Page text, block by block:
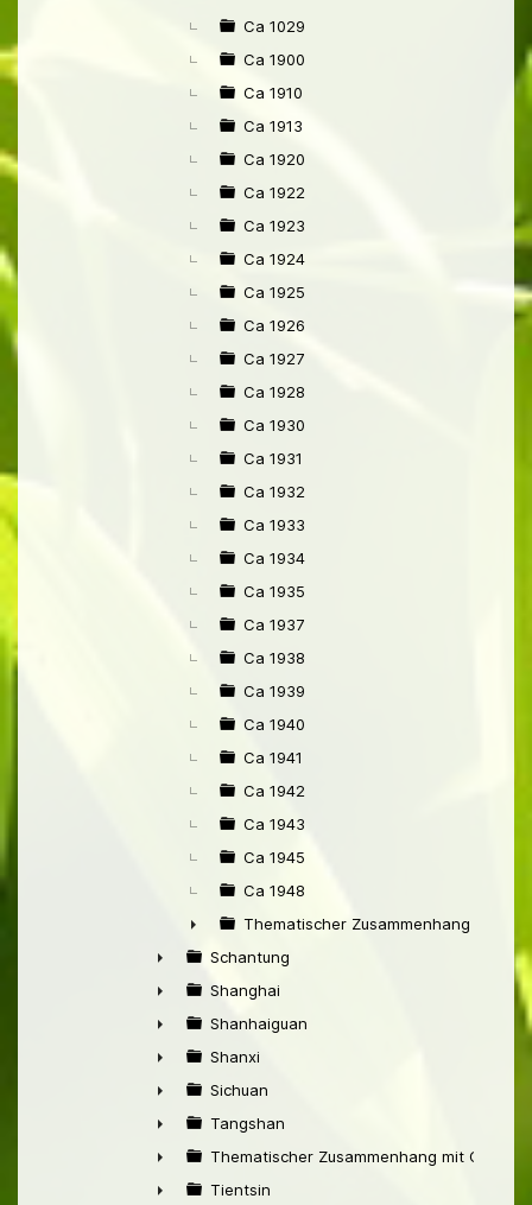
►
Ca 1029
Ca 1900
Ca 1910
Ca 1913
Ca 1920
Ca 1922
Ca 1923
Ca 1924
Ca 1925
Ca 1926
Ca 1927
Ca 1928
Ca 1930
Ca 1931
Ca 1932
Ca 1933
Ca 1934
Ca 1935
Ca 1937
Ca 1938
Ca 1939
Ca 1940
Ca 1941
Ca 1942
Ca 1943
Ca 1945
Ca 1948
►
Thematischer Zusammenhang mit
►
Schantung
►
Shanghai
►
Shanhaiguan
►
Shanxi
►
Sichuan
►
Tangshan
►
Thematischer Zusammenhang mit China
Tientsin